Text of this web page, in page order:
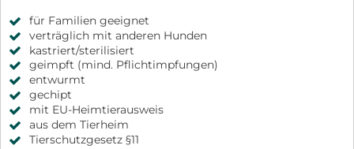
für Familien geeignet
verträglich mit anderen Hunden
kastriert/sterilisiert
geimpft (mind. Pflichtimpfungen)
entwurmt
gechipt
mit EU-Heimtierausweis
aus dem Tierheim
Tierschutzgesetz §11